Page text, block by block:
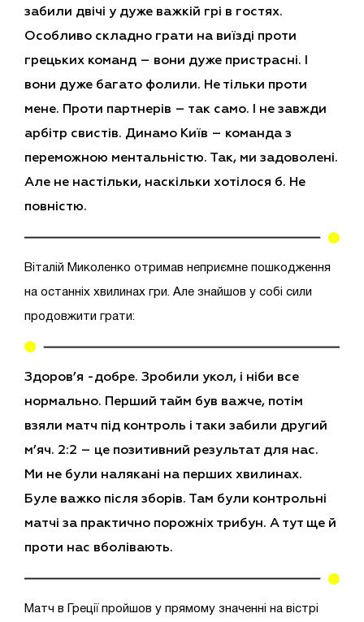
забили двічі у дуже важкій грі в гостях.
Особливо складно грати на виїзді проти
грецьких команд – вони дуже пристрасні. І
вони дуже багато фолили. Не тільки проти
мене. Проти партнерів – так само. І не завжди
арбітр свистів. Динамо Київ – команда з
переможною ментальністю. Так, ми задоволені.
Але не настільки, наскільки хотілося б. Не
повністю.
Віталій Миколенко отримав неприємне пошкодження
на останніх хвилинах гри. Але знайшов у собі сили
продовжити грати:
Здоров’я -добре. Зробили укол, і ніби все
нормально. Перший тайм був важче, потім
взяли матч під контроль і таки забили другий
м’яч. 2:2 – це позитивний результат для нас.
Ми не були налякані на перших хвилинах.
Буле важко після зборів. Там були контрольні
матчі за практично порожніх трибун. А тут ще й
проти нас вболівають.
Матч в Греції пройшов у прямому значенні на вістрі